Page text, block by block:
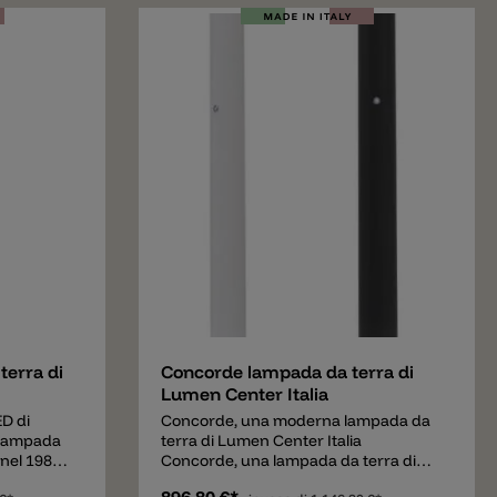
parte
un
una
invece
luce
altri
in
Con il
lampada da terra che occupa poco
temperatura di colore di 2700 k.
di
di
1984
Concorde lampada da terra di
Lumen Center Italia
Concorde, una moderna lampada da
terra di Lumen Center Italia
Concorde, una lampada da terra di